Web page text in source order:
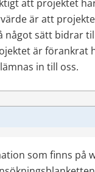
att projektet
är att
sätt bidrar
är förankrat
in till oss.